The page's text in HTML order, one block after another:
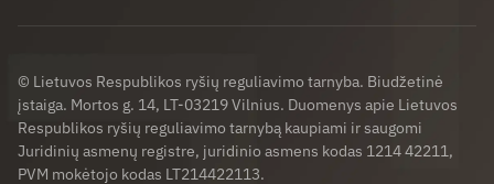
© Lietuvos Respublikos ryšių reguliavimo tarnyba. Biudžetinė
įstaiga. Mortos g. 14, LT-03219 Vilnius. Duomenys apie Lietuvos
Respublikos ryšių reguliavimo tarnybą kaupiami ir saugomi
Juridinių asmenų registre, juridinio asmens kodas 1214 42211,
PVM mokėtojo kodas LT214422113.